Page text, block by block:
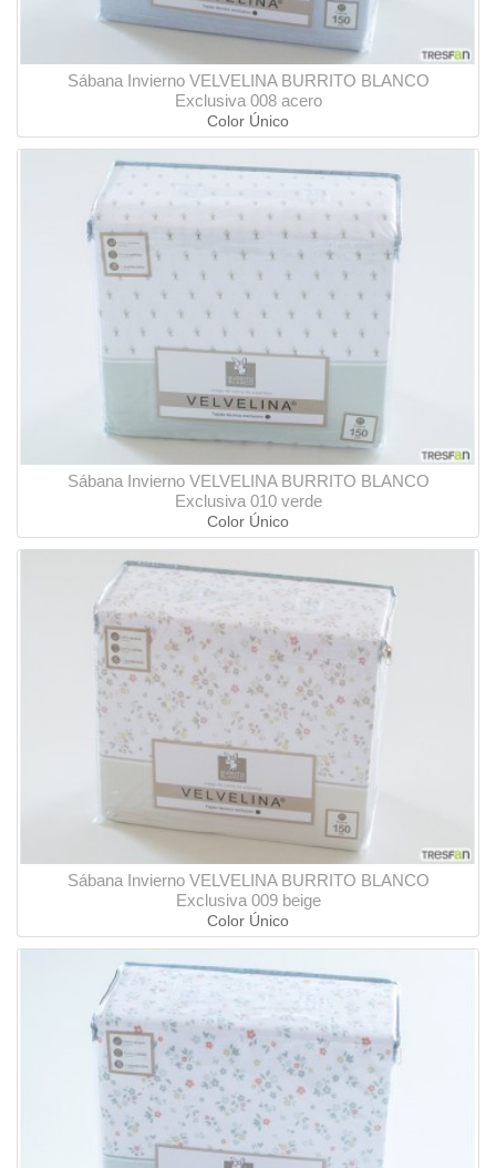
Sábana Invierno VELVELINA BURRITO BLANCO
Exclusiva 008 acero
Color Único
Sábana Invierno VELVELINA BURRITO BLANCO
Exclusiva 010 verde
Color Único
Sábana Invierno VELVELINA BURRITO BLANCO
Exclusiva 009 beige
Color Único